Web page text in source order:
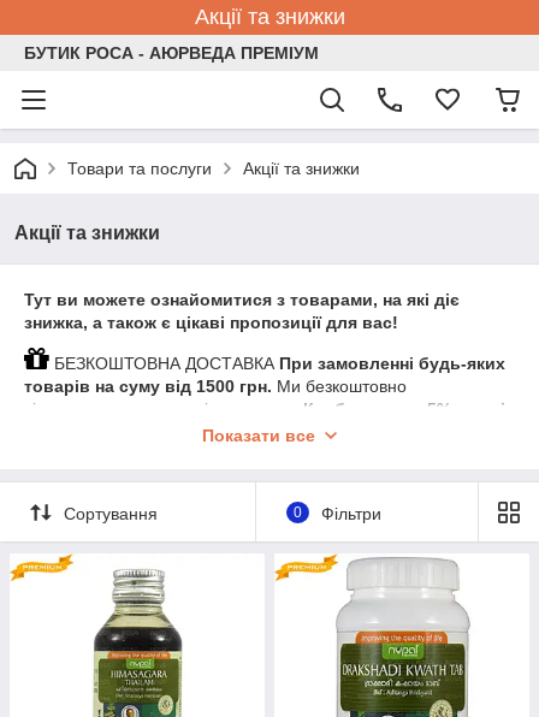
Акції та знижки
БУТИК РОСА - АЮРВЕДА ПРЕМІУМ
Товари та послуги Акції та знижки
Акції та знижки
Тут ви можете ознайомитися з товарами, на які діє
знижка, а також є цікаві пропозиції для вас!
БЕЗКОШТОВНА ДОСТАВКА При замовленні будь-яких
товарів на суму від 1500 грн. Ми безкоштовно
відправляємо посилку і висилаємо Клубну карту -5% на всі
наступні покупки в нашому магазині!
поширюється на товари, які вже є в категорії SALE!
Показати все
Сортування 0 Фільтри